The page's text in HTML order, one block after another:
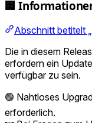
🏢
Abschnitt betitelt
Die in diesem
erfordern ein
verfügbar zu sein.
🟢 Nahtloses
erforderlich.